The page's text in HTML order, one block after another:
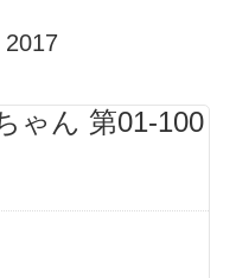
ゃん 第01-100